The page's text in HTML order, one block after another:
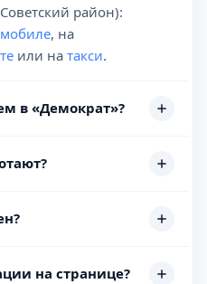
район):
, на
или на такси.
в «Демократ»?
на странице?